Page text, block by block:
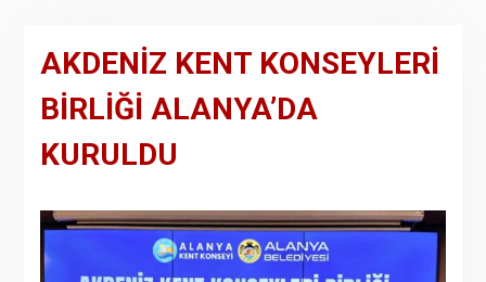
AKDENİZ KENT KONSEYLERİ
BİRLİĞİ ALANYA’DA
KURULDU